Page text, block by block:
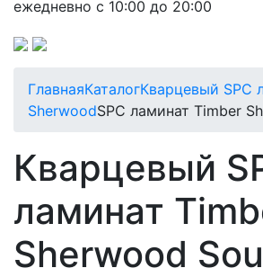
ежедневно с 10:00 до 20:00
ГлавнаяКаталогКварцевый SPC
SherwoodSPC ламинат Timber
Кварцевый
ламинат
Sherwood